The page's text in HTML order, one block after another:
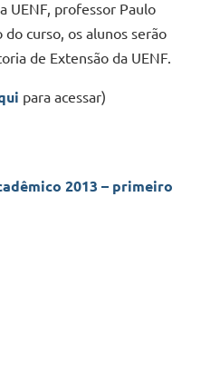
UENF, professor Paulo
do curso, os alunos serão
de Extensão da UENF.
para acessar)
2013 – primeiro